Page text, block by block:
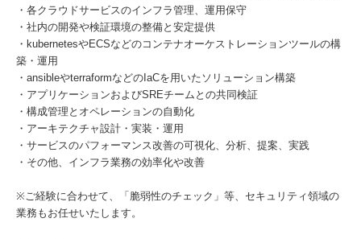
・各クラウドサービスのインフラ管理、運用保守
・社内の開発や検証環境の整備と安定提供
・kubernetesやECSなどのコンテナオーケストレーションツールの構
築・運用
・ansibleやterraformなどのIaCを用いたソリューション構築
・アプリケーションおよびSREチームとの共同検証
・構成管理とオペレーションの自動化
・アーキテクチャ設計・実装・運用
・サービスのパフォーマンス改善の可視化、分析、提案、実践
・その他、インフラ業務の効率化や改善
※ご経験に合わせて、「脆弱性のチェック」等、セキュリティ領域の
業務もお任せいたします。